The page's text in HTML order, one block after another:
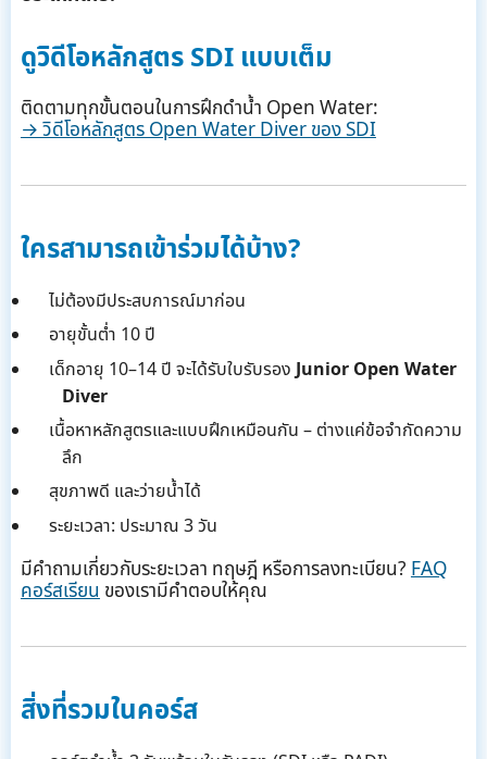
ดูวิดีโอหลักสูตร SDI แบบเต็ม
ติดตามทุกขั้นตอนในการฝึกดำน้ำ Open Water:
→ วิดีโอหลักสูตร Open Water Diver ของ SDI
ใครสามารถเข้าร่วมได้บ้าง?
ไม่ต้องมีประสบการณ์มาก่อน
อายุขั้นต่ำ 10 ปี
เด็กอายุ 10–14 ปี จะได้รับใบรับรอง Junior Open Water
Diver
เนื้อหาหลักสูตรและแบบฝึกเหมือนกัน – ต่างแค่ข้อจำกัดความ
ลึก
สุขภาพดี และว่ายน้ำได้
ระยะเวลา: ประมาณ 3 วัน
มีคำถามเกี่ยวกับระยะเวลา ทฤษฎี หรือการลงทะเบียน?FAQ
คอร์สเรียนของเรามีคำตอบให้คุณ
สิ่งที่รวมในคอร์ส